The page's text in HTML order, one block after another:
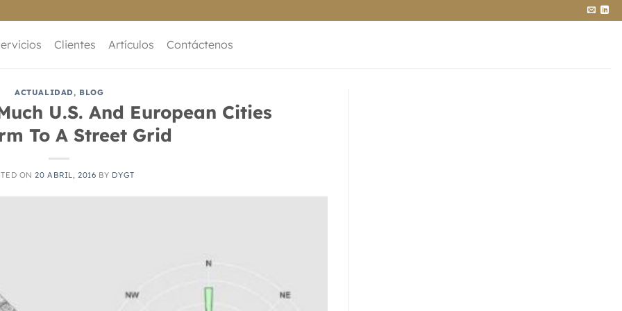
Clientes Artículos Contáctenos
ACTUALIDAD, BLOG
U.S. And European Cities
To A Street Grid
ON20 ABRIL, 2016 BY DYGT